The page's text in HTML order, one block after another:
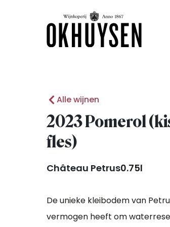
Alle wijnen
2023 Pomerol
fles)
Château Petrus0.75l
De unieke kleibodem van
vermogen heeft om